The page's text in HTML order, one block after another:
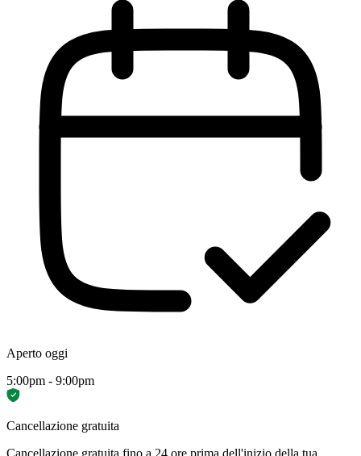
Aperto oggi
5:00pm - 9:00pm
Cancellazione gratuita
Cancellazione gratuita fino a 24 ore prima dell'inizio della tua